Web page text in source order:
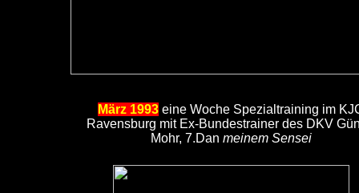
März 1993 eine Woche Spezialtraining im
Ravensburg mit Ex-Bundestrainer des DKV
Mohr, 7.Dan meinem Sensei